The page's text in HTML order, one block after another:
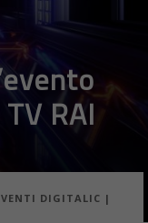
Android che